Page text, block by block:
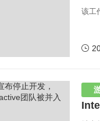
该工